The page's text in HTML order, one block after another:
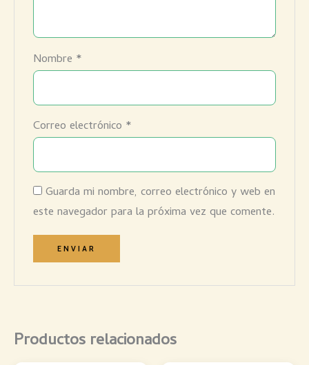
Nombre *
Correo electrónico *
Guarda mi nombre, correo electrónico y web en
este navegador para la próxima vez que comente.
Productos relacionados